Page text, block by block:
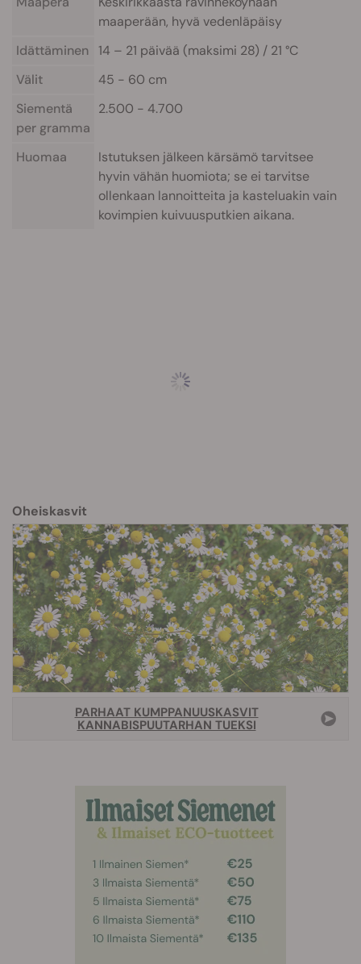
maaperään, hyvä vedenläpäisy
Idättäminen 14 – 21 päivää (maksimi 28) / 21 °C
Välit
45 - 60 cm
Siementä
per gramma
2.500 - 4.700
Huomaa
Istutuksen jälkeen kärsämö tarvitsee
hyvin vähän huomiota; se ei tarvitse
ollenkaan lannoitteita ja kasteluakin vain
kovimpien kuivuusputkien aikana.
Oheiskasvit
PARHAAT KUMPPANUUSKASVIT
KANNABISPUUTARHAN TUEKSI